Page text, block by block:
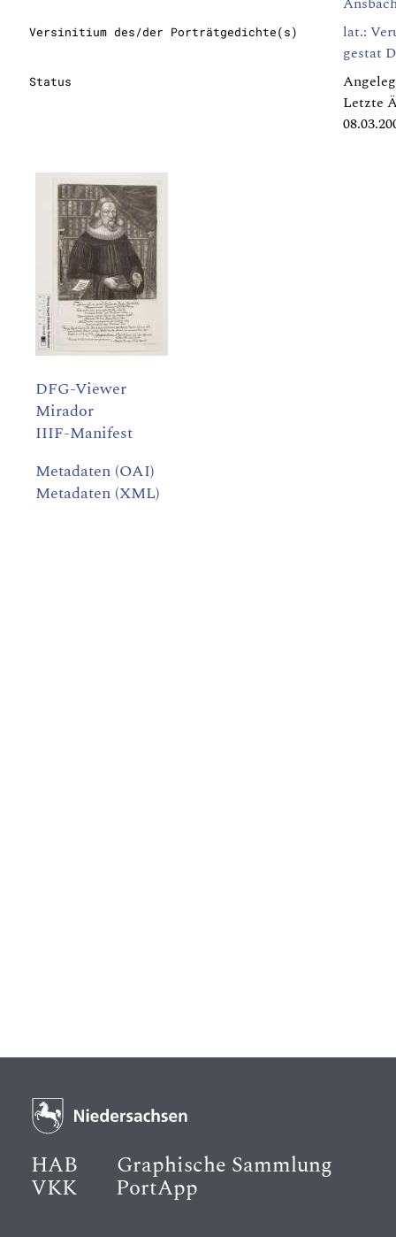
Versinitium des/der Porträtgedichte(s)
lat.:
gestat
Status
Letzte
DFG-Viewer
Mirador
IIIF-Manifest
Metadaten (OAI)
Metadaten (XML)
HAB Graphische Sammlung
VKK PortApp